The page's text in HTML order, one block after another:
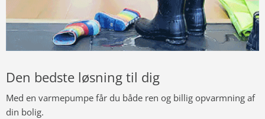
Den bedste løsning til dig
Med en varmepumpe får du både ren og billig opvarmning af
din bolig.